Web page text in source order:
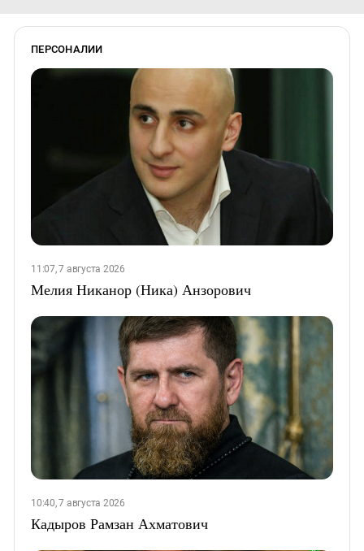
ПЕРСОНАЛИИ
11:07, 7 августа 2026
Мелия Никанор (Ника) Анзорович
10:40, 7 августа 2026
Кадыров Рамзан Ахматович